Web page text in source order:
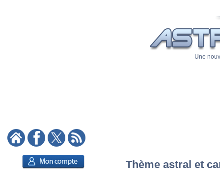
Une
Thème astral et